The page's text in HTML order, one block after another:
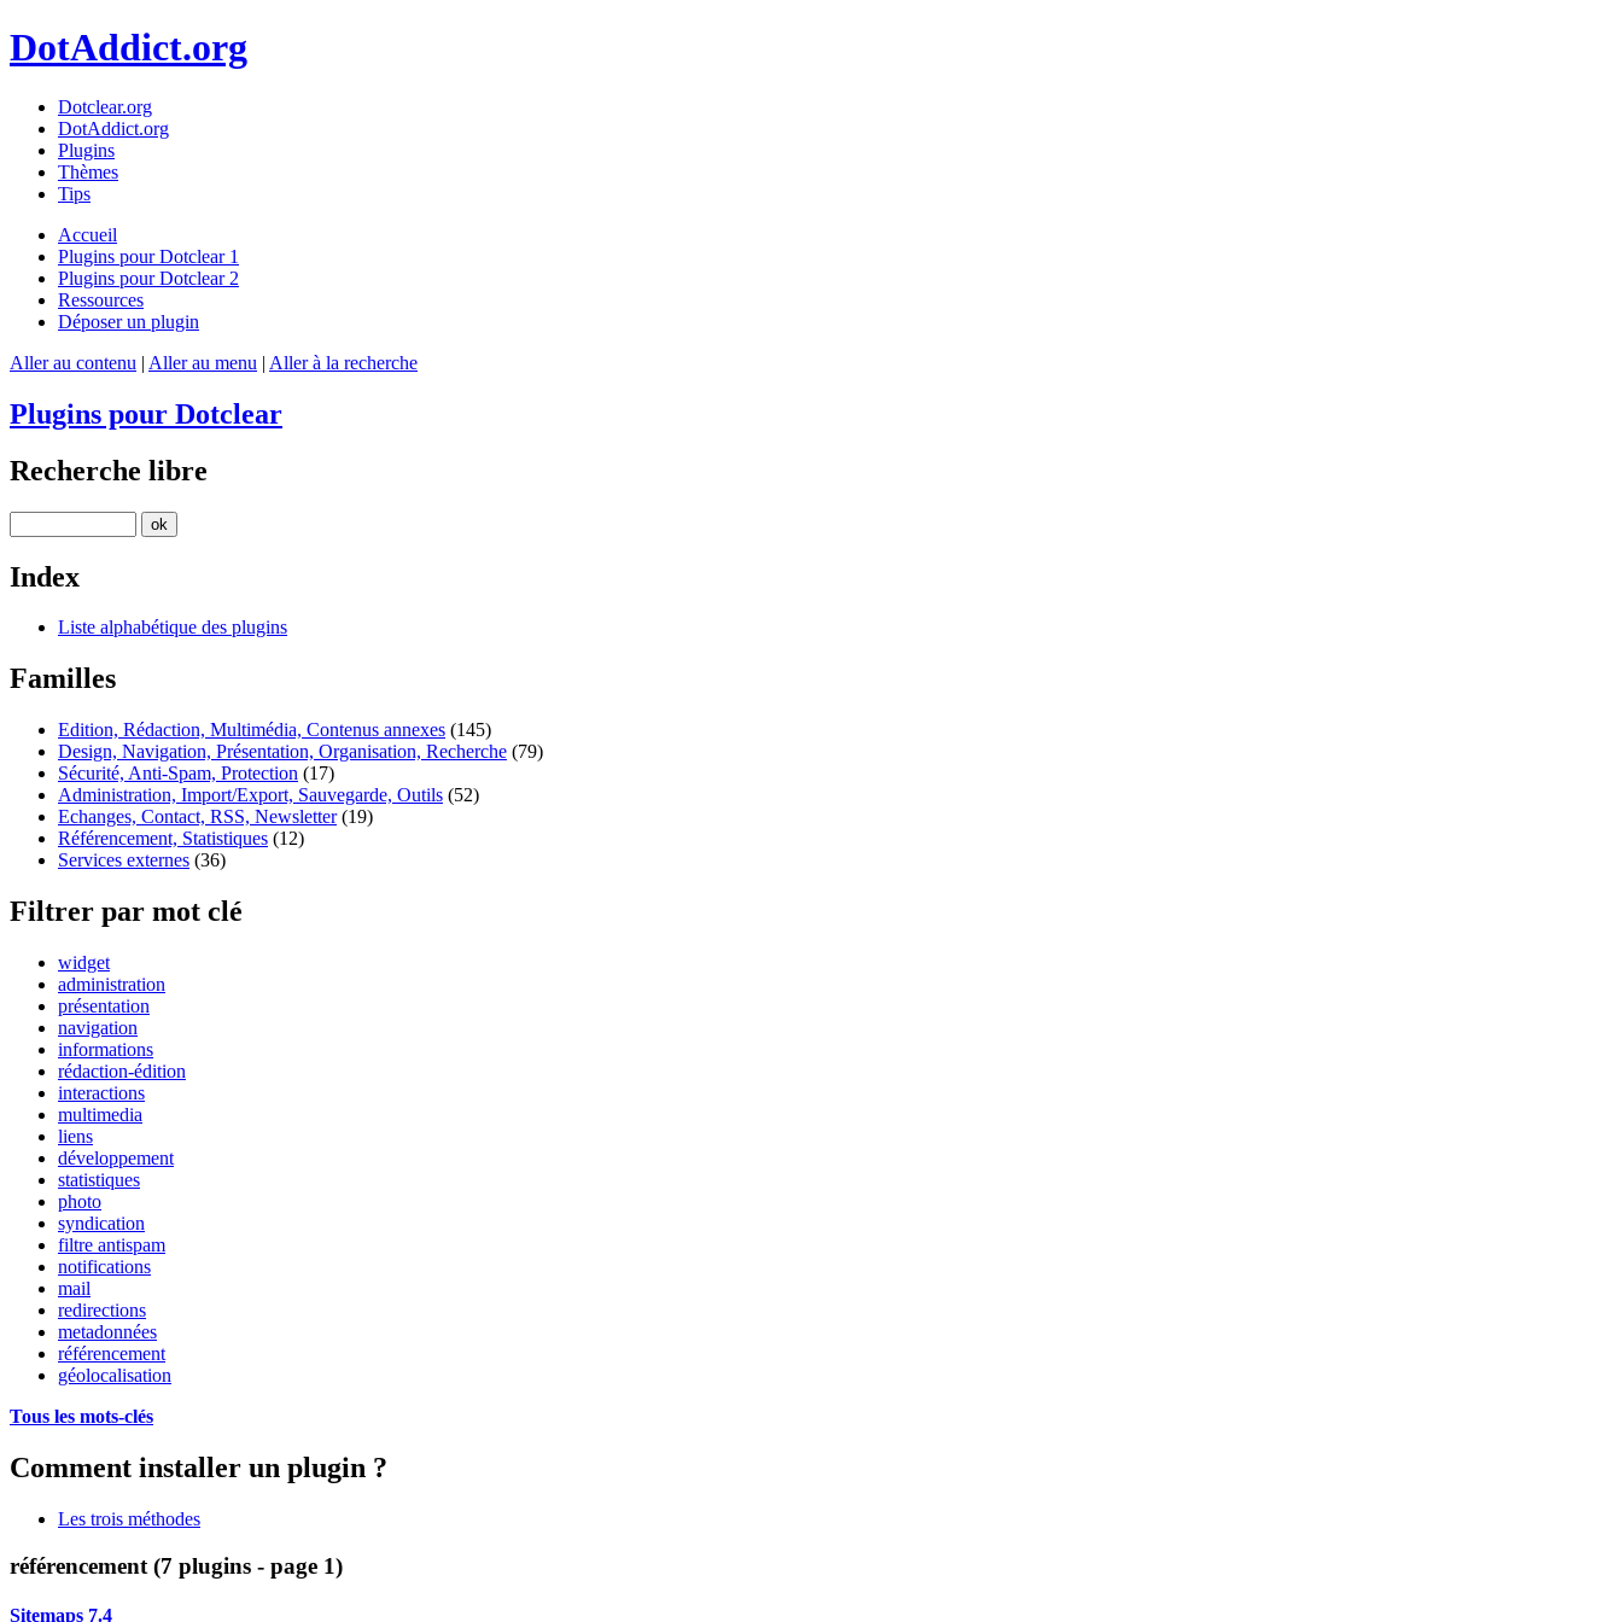
DotAddict.org
Dotclear.org
DotAddict.org
Plugins
Thèmes
Tips
Accueil
Plugins pour Dotclear 1
Plugins pour Dotclear 2
Ressources
Déposer un plugin
Aller au contenu | Aller au menu | Aller à la recherche
Plugins pour Dotclear
Recherche libre
Index
Liste alphabétique des plugins
Familles
Edition, Rédaction, Multimédia, Contenus annexes (145)
Design, Navigation, Présentation, Organisation, Recherche (79)
Sécurité, Anti-Spam, Protection (17)
Administration, Import/Export, Sauvegarde, Outils (52)
Echanges, Contact, RSS, Newsletter (19)
Référencement, Statistiques (12)
Services externes (36)
Filtrer par mot clé
widget
administration
présentation
navigation
informations
rédaction-édition
interactions
multimedia
liens
développement
statistiques
photo
syndication
filtre antispam
notifications
mail
redirections
metadonnées
référencement
géolocalisation
Tous les mots-clés
Comment installer un plugin ?
Les trois méthodes
référencement (7 plugins - page 1)
Sitemaps 7.4